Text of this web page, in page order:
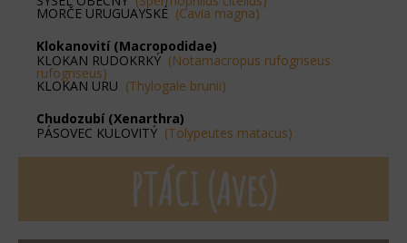
MORČE URUGUAYSKÉ (Cavia magna)
Klokanovití (Macropodidae)
KLOKAN RUDOKRKÝ (Notamacropus rufogriseus
rufogriseus)
KLOKAN URU (Thylogale brunii)
Chudozubí (Xenarthra)
PÁSOVEC KULOVITÝ (Tolypeutes matacus)
PTÁCI (Aves)